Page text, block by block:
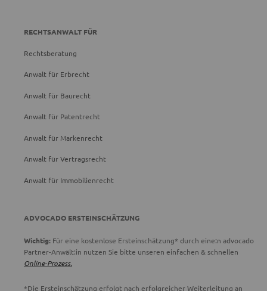
RECHTSANWALT FÜR
Rechtsberatung
Anwalt für Erbrecht
Anwalt für Baurecht
Anwalt für Patentrecht
Anwalt für Markenrecht
Anwalt für Vertragsrecht
Anwalt für Immobilienrecht
ADVOCADO ERSTEINSCHÄTZUNG
Wichtig: Für eine kostenlose Ersteinschätzung* durch eine:n advocado
Partner-Anwält:in nutzen Sie bitte unseren einfachen & schnellen
Online-Prozess.
*Die Ersteinschätzung erfolgt nach erfolgreicher Weiterleitung an